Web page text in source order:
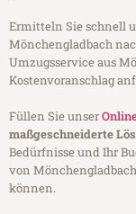
Ermitteln Sie schnell
Mönchengladbach
Umzugsservice aus
Kostenvoranschlag
Füllen Sie unser
maßgeschneiderte
Bedürfnisse und Ihr
von
können.